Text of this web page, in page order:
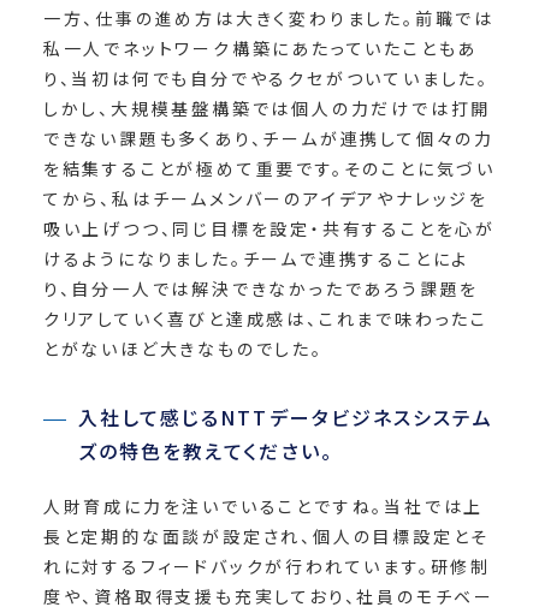
一方、仕事の進め方は大きく変わりました。前職では
私一人でネットワーク構築にあたっていたこともあ
り、当初は何でも自分でやるクセがついていました。
しかし、大規模基盤構築では個人の力だけでは打開
できない課題も多くあり、チームが連携して個々の力
を結集することが極めて重要です。そのことに気づい
てから、私はチームメンバーのアイデアやナレッジを
吸い上げつつ、同じ目標を設定・共有することを心が
けるようになりました。チームで連携することによ
り、自分一人では解決できなかったであろう課題を
クリアしていく喜びと達成感は、これまで味わったこ
とがないほど大きなものでした。
入社して感じるNTTデータビジネスシステム
ズの特色を教えてください。
人財育成に力を注いでいることですね。当社では上
長と定期的な面談が設定され、個人の目標設定とそ
れに対するフィードバックが行われています。研修制
度や、資格取得支援も充実しており、社員のモチベー